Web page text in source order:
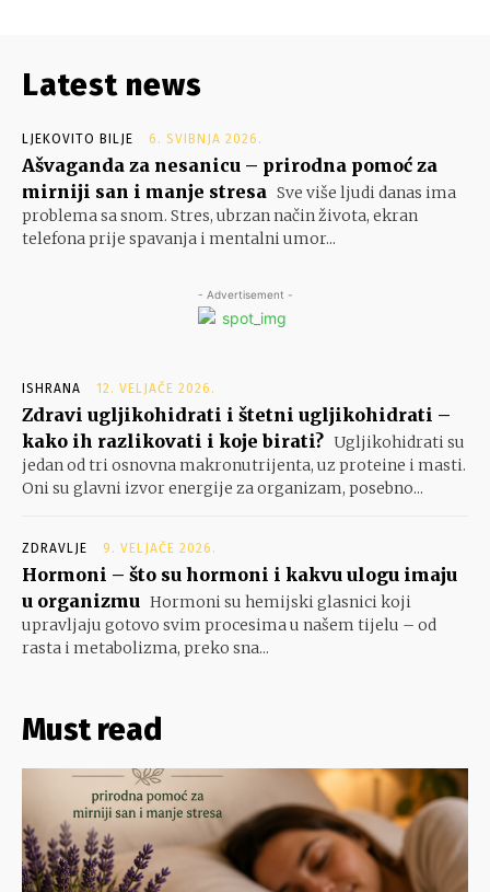
Latest news
LJEKOVITO BILJE 6. SVIBNJA 2026.
Ašvaganda za nesanicu – prirodna pomoć za
mirniji san i manje stresa Sve više ljudi danas ima
problema sa snom. Stres, ubrzan način života, ekran
telefona prije spavanja i mentalni umor...
- Advertisement -
ISHRANA 12. VELJAČE 2026.
Zdravi ugljikohidrati i štetni ugljikohidrati –
kako ih razlikovati i koje birati? Ugljikohidrati su
jedan od tri osnovna makronutrijenta, uz proteine i masti.
Oni su glavni izvor energije za organizam, posebno...
ZDRAVLJE 9. VELJAČE 2026.
Hormoni – što su hormoni i kakvu ulogu imaju
u organizmu Hormoni su hemijski glasnici koji
upravljaju gotovo svim procesima u našem tijelu – od
rasta i metabolizma, preko sna...
Must read